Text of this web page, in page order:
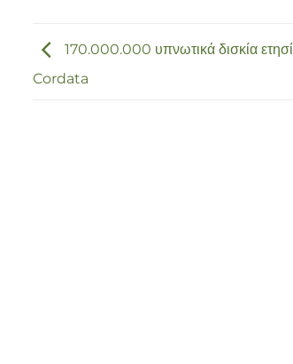
170.000.000 υπνωτικά δισκία
Cordata